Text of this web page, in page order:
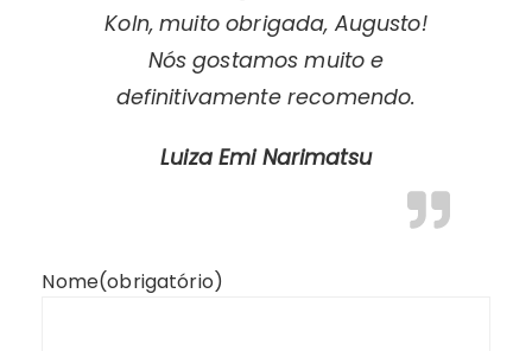
Koln, muito obrigada, Augusto!
Nós gostamos muito e
definitivamente recomendo.
Luiza Emi Narimatsu
Nome(obrigatório)